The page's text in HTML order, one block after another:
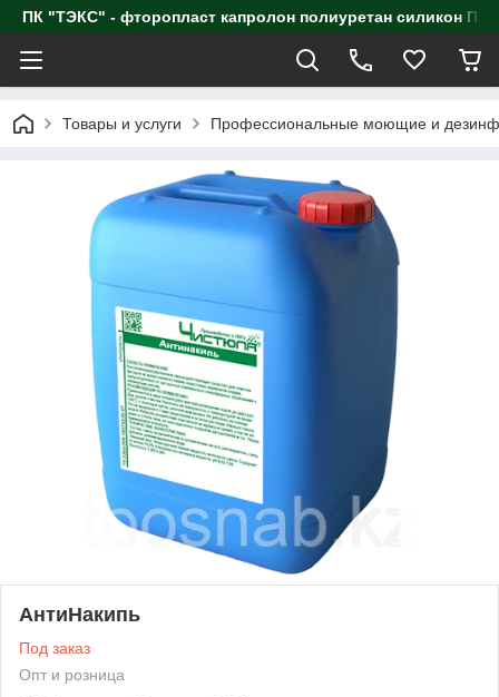
ПК "ТЭКС" - фторопласт капролон полиуретан
Товары и услуги Профессиональные моющие и
АнтиНакипь
Под заказ
Опт и розница